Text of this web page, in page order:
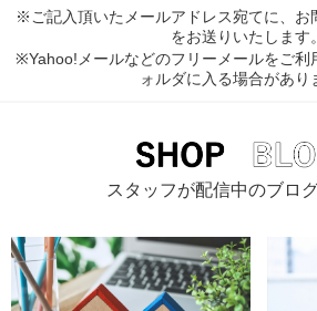
※ご記入頂いたメールアドレス宛てに、お
をお送りいたします。
※Yahoo!メールなどのフリーメールをご利
ォルダに入る場合があり
スタッフが配信中のブロ